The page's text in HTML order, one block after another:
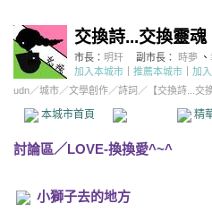
交換詩...交換靈魂
市長： 明玕 副市長： 時夢 、
加入本城市
推薦本城市 加
udn／城市／文學創作／詩詞 ／ 【交換詩...交
本城市首頁 精
討論區／LOVE-換換愛^~^
小獅子去的地方